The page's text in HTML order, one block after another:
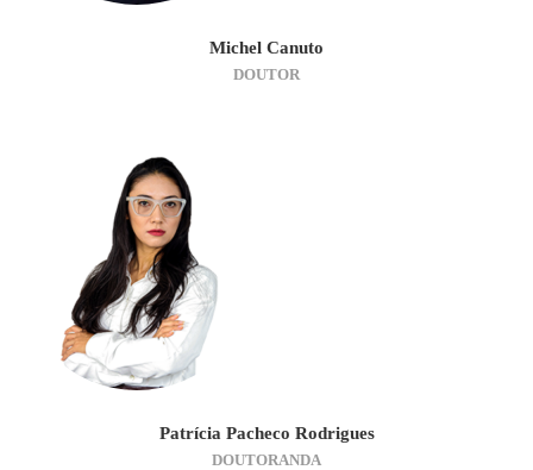
Michel Canuto
DOUTOR
Patrícia Pacheco Rodrigues
DOUTORANDA